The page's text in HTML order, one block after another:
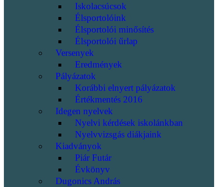
Iskolacsúcsok
Élsportolóink
Élsportolói minősítés
Élsportolói űrlap
Versenyek
Eredmények
Pályázatok
Korábbi elnyert pályázatok
Értékmentés 2016
Idegen nyelvek
Nyelvi kérdések iskolánkban
Nyelvvizsgás diákjaink
Kiadványok
Piár Futár
Évkönyv
Dugonics András